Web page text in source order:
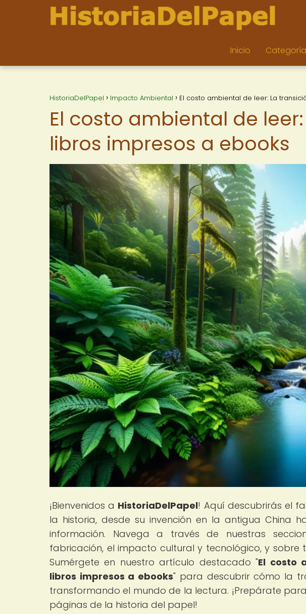
Inicio
HistoriaDelPapel Impacto Ambiental El costo ambiental de leer: La
El costo ambiental de
libros impresos a ebooks
¡Bienvenidos a HistoriaDelPapel! Aquí descubrirás el
la historia, desde su invención en la antigua China
información. Navega a través de nuestras
fabricación, el impacto cultural y tecnológico, y
Sumérgete en nuestro artículo destacado "El costo
libros impresos a ebooks" para descubrir cómo la
transformando el mundo de la lectura. ¡Prepárate
páginas de la historia del papel!